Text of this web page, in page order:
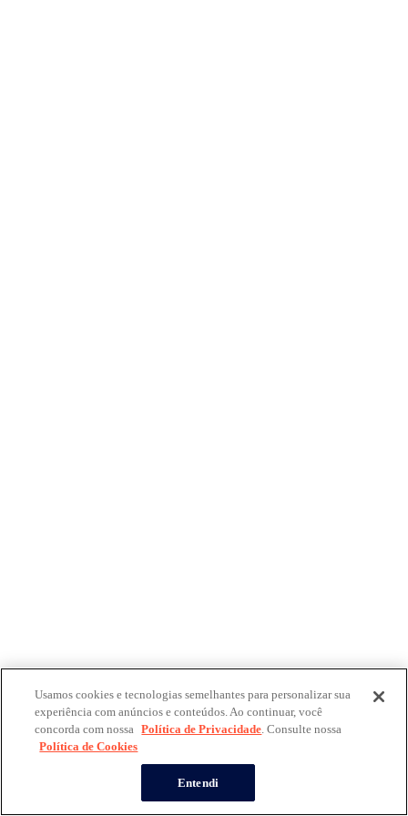
Usamos cookies e tecnologias semelhantes para personalizar sua
experiência com anúncios e conteúdos. Ao continuar, você
concorda com nossa Política de Privacidade. Consulte nossa
Política de Cookies
Entendi